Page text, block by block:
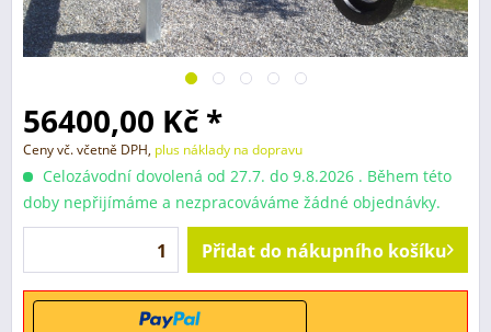
56400,00 Kč *
Ceny vč. včetně DPH, plus náklady na dopravu
Celozávodní dovolená od 27.7. do 9.8.2026 . Během této
doby nepřijímáme a nezpracováváme žádné objednávky.
Přidat do nákupního košíku